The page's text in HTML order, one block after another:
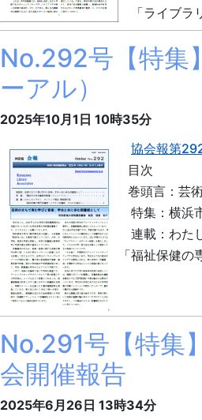
「ライブラ
No.292号【特集
ーアル）
2025年10月1日 10時35分
協会報第
目次
巻頭言：芸
特集：横浜
連載：わた
「福祉保健
No.291号【特集
会開催報告
2025年6月26日 13時34分